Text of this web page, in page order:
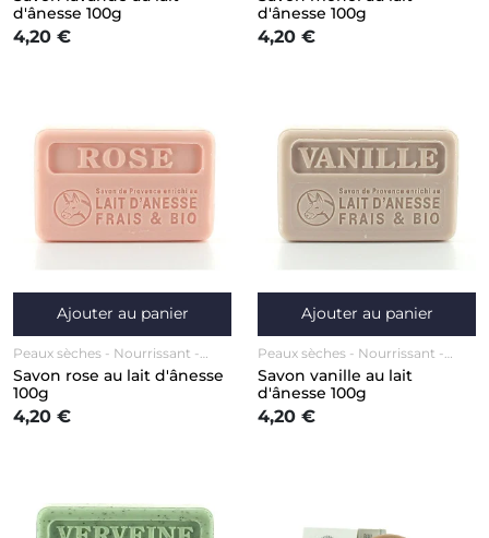
Visage
d'ânesse 100g
4,20 €
Visage
d'ânesse 100g
4,20 €
Ajouter au panier
Peaux sèches
Nourrissant
Anti-âge / Anti-rides
Corps
Visage
Savon rose au lait d'ânesse
100g
4,20 €
Ajouter au panier
Peaux sèches
Nourrissant
Anti-âge / Anti-rides
Corps
Visage
Savon vanille au lait
d'ânesse 100g
4,20 €